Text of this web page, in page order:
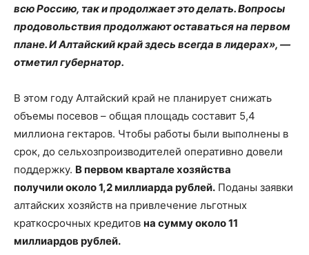
всю Россию, так и продолжает это делать. Вопросы
продовольствия продолжают оставаться на первом
плане. И Алтайский край здесь всегда в лидерах», —
отметил губернатор.
В этом году Алтайский край не планирует снижать
объемы посевов – общая площадь составит 5,4
миллиона гектаров. Чтобы работы были выполнены в
срок, до сельхозпроизводителей оперативно довели
поддержку. В первом квартале хозяйства
получили около 1,2 миллиарда рублей. Поданы заявки
алтайских хозяйств на привлечение льготных
краткосрочных кредитов на сумму около 11
миллиардов рублей.